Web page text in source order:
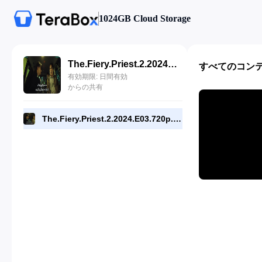
1024GB Cloud Storage
The.Fiery.Priest.2.2024.E03.720p.DSNP.WEB[RMC].mp4
有効期限: 日間有効
からの共有
The.Fiery.Priest.2.2024.E03.720p.DSNP.WEB[RMC].mp4
すべてのコン